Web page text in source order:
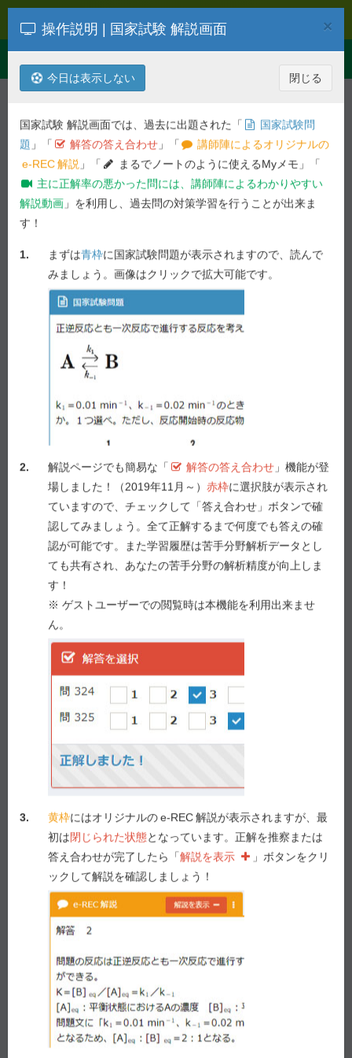
×
操作説明 | 国家試験 解説画面
今日は表示しない 閉じる
国家試験 解説画面では、過去に出題された「
国家試験問
題 」「 解答の答え合わせ 」「
講師陣によるオリジナルの
e-REC解説 」「
まるでノートのように使えるMyメモ」「
主に正解率の悪かった問には、講師陣によるわかりやすい
解説動画 」を利用し、過去問の対策学習を行うことが出来ま
す！
1. まずは青枠に国家試験問題が表示されますので、読んで
みましょう。画像はクリックで拡大可能です。
2. 解説ページでも簡易な「 解答の答え合わせ 」機能が登
場しました！（2019年11月～） 赤枠に選択肢が表示され
ていますので、チェックして「答え合わせ」ボタンで確
認してみましょう。全て正解するまで何度でも答えの確
認が可能です。また学習履歴は苦手分野解析データとし
ても共有され、あなたの苦手分野の解析精度が向上しま
す！
※ ゲストユーザーでの閲覧時は本機能を利用出来ませ
ん。
3. 黄枠にはオリジナルのe-REC解説が表示されますが、最
初は閉じられた状態となっています。正解を推察または
答え合わせが完了したら「解説を表示
」ボタンをクリ
ックして解説を確認しましょう！
e-REC
navigation
平成27年度 第100回 薬剤師国家試
験問題
一般 理論問題 - 問 182
前の問へ
未ブックマーク 問 182 正答率 :55.3%
国家試験問題
58歳男性。既往歴なし。息切れ、胸痛等の自覚症状は
なかったが、健康診断の胸部レントゲン検査で、心拡
大を指摘されたため、近医を受診した。心臓超音波検
査で壁厚の異常は見られなかったが、心内腔が拡大
し、全周性に壁運動が低下していた。血圧138/82
mmHg、脈拍数72/分、心電図上異常なし。腎機能、肝
機能異常なし。血漿BNP値は78 pg/mLで軽度上昇して
いた。
本症例に対する第一選択薬として、薬剤師が推奨すべ
き薬物はどれか。
２つ 選べ。
１ アミオダロン塩酸塩
２ ドブタミン塩酸塩
３ エナラプリルマレイン酸塩
４ ピモベンダン
５ ビソプロロールフマル酸塩
解答を選択
Previous Next
e-REC解説
Myメモ -20/ 1,000